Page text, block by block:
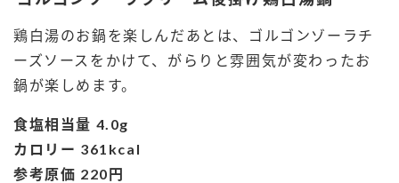
鶏白湯のお鍋を楽しんだあとは、ゴルゴンゾーラチ
ーズソースをかけて、がらりと雰囲気が変わったお
鍋が楽しめます。
食塩相当量 4.0g
カロリー 361kcal
参考原価 220円